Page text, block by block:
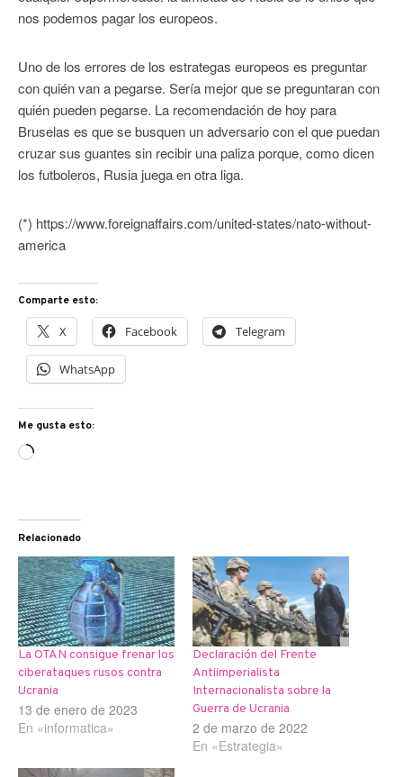
nos podemos pagar los europeos.
Uno de los errores de los estrategas europeos es preguntar
con quién van a pegarse. Sería mejor que se preguntaran con
quién pueden pegarse. La recomendación de hoy para
Bruselas es que se busquen un adversario con el que puedan
cruzar sus guantes sin recibir una paliza porque, como dicen
los futboleros, Rusia juega en otra liga.
(*) https://www.foreignaffairs.com/united-states/nato-without-
america
Comparte esto:
X Facebook Telegram
WhatsApp
Me gusta esto:
Cargando...
Relacionado
La OTAN consigue frenar los
ciberataques rusos contra
Ucrania
13 de enero de 2023
En «informatica»
Declaración del Frente
Antiimperialista
Internacionalista sobre la
Guerra de Ucrania
2 de marzo de 2022
En «Estrategia»